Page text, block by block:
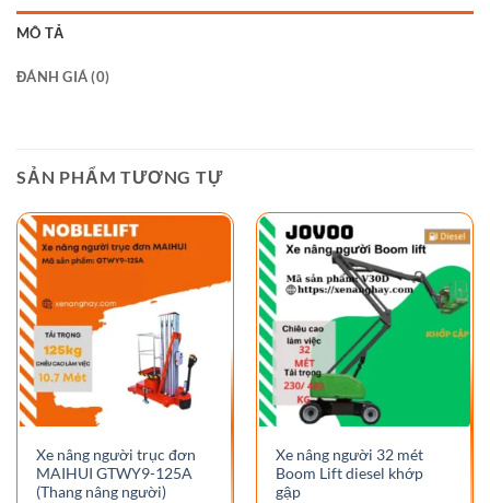
MÔ TẢ
ĐÁNH GIÁ (0)
SẢN PHẨM TƯƠNG TỰ
Xe nâng người trục đơn
MAIHUI GTWY9-125A
(Thang nâng người)
Xe nâng người 32 mét
Boom Lift diesel khớp
gập